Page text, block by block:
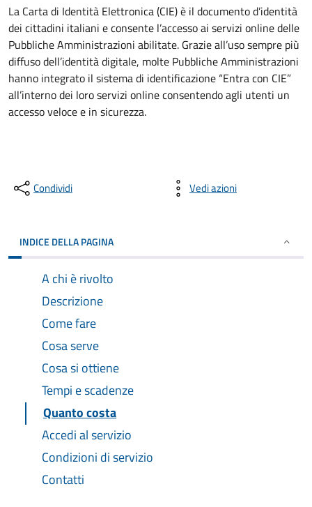
La Carta di Identità Elettronica (CIE) è il documento d’identità
dei cittadini italiani e consente l’accesso ai servizi online delle
Pubbliche Amministrazioni abilitate. Grazie all’uso sempre più
diffuso dell’identità digitale, molte Pubbliche Amministrazioni
hanno integrato il sistema di identificazione “Entra con CIE”
all’interno dei loro servizi online consentendo agli utenti un
accesso veloce e in sicurezza.
Condividi Vedi azioni
INDICE DELLA PAGINA
A chi è rivolto
Descrizione
Come fare
Cosa serve
Cosa si ottiene
Tempi e scadenze
Quanto costa
Accedi al servizio
Condizioni di servizio
Contatti